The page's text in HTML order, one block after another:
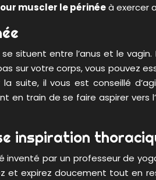
muscler le périnéeà exercer
situent entre l’anus et le
sur votre corps, vous pouvez
suite, il vous est conseillé
en train de se faire aspirer
inspiration
par un professeur de
et expirez doucement tout en